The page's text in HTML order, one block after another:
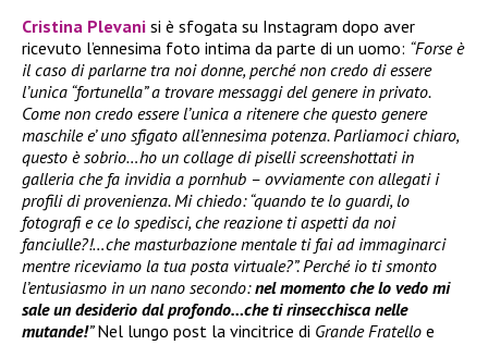
Cristina Plevani si è sfogata su Instagram dopo aver
ricevuto l’ennesima foto intima da parte di un uomo: “Forse è
il caso di parlarne tra noi donne, perché non credo di essere
l’unica “fortunella” a trovare messaggi del genere in privato.
Come non credo essere l’unica a ritenere che questo genere
maschile e’ uno sfigato all’ennesima potenza. Parliamoci chiaro,
questo è sobrio…ho un collage di piselli screenshottati in
galleria che fa invidia a pornhub – ovviamente con allegati i
profili di provenienza. Mi chiedo: “quando te lo guardi, lo
fotografi e ce lo spedisci, che reazione ti aspetti da noi
fanciulle?!…che masturbazione mentale ti fai ad immaginarci
mentre riceviamo la tua posta virtuale?”. Perché io ti smonto
l’entusiasmo in un nano secondo:nel momento che lo vedo mi
sale un desiderio dal profondo…che ti rinsecchisca nelle
mutande!”Nel lungo post la vincitrice di Grande Fratello e